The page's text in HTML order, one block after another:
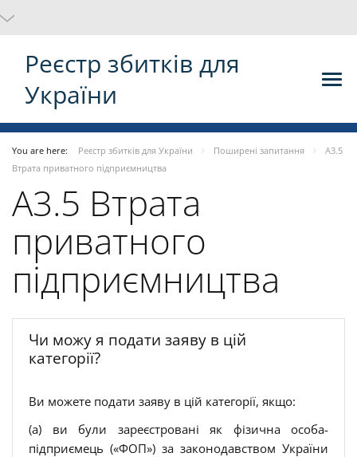
Реєстр збитків для
України
You are here: Реєстр збитків для України Поширені запитання
A3.5
Втрата приватного підприємництва
A3.5 Втрата
приватного
підприємництва
Чи можу я подати заяву в цій
категорії?
Ви можете подати заяву в цій категорії, якщо:
(a) ви були зареєстровані як фізична особа-
підприємець («ФОП») за законодавством України